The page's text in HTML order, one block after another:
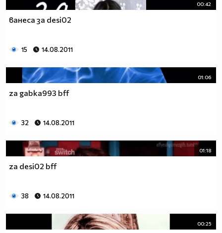
00:42
ванеса за desi02
15 14.08.2011
01:06
za gabka993 bff
32 14.08.2011
01:18
za desi02 bff
38 14.08.2011
00:25